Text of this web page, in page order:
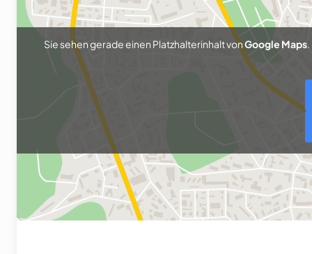
Sie sehen gerade einen Platzhalterinhalt vonGoogle Maps